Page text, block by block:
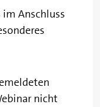
Anschluss
nicht